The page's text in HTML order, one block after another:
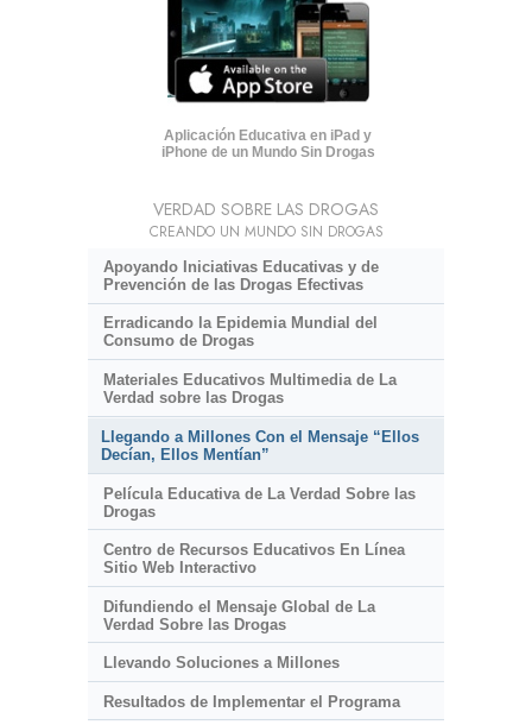
Aplicación Educativa en iPad y
iPhone de un Mundo Sin Drogas
VERDAD SOBRE LAS DROGAS
CREANDO UN MUNDO SIN DROGAS
Apoyando Iniciativas Educativas y de
Prevención de las Drogas Efectivas
Erradicando la Epidemia Mundial del
Consumo de Drogas
Materiales Educativos Multimedia de La
Verdad sobre las Drogas
Llegando a Millones Con el Mensaje “Ellos
Decían, Ellos Mentían”
Película Educativa de La Verdad Sobre las
Drogas
Centro de Recursos Educativos En Línea
Sitio Web Interactivo
Difundiendo el Mensaje Global de La
Verdad Sobre las Drogas
Llevando Soluciones a Millones
Resultados de Implementar el Programa